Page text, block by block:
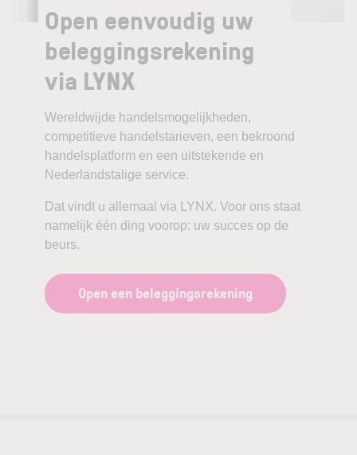
Open eenvoudig uw
beleggingsrekening
via LYNX
Wereldwijde handelsmogelijkheden,
competitieve handelstarieven, een bekroond
handelsplatform en een uitstekende en
Nederlandstalige service.
Dat vindt u allemaal via LYNX. Voor ons staat
namelijk één ding voorop: uw succes op de
beurs.
Open een beleggingsrekening